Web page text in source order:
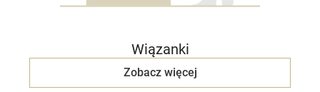
Wiązanki
Zobacz więcej